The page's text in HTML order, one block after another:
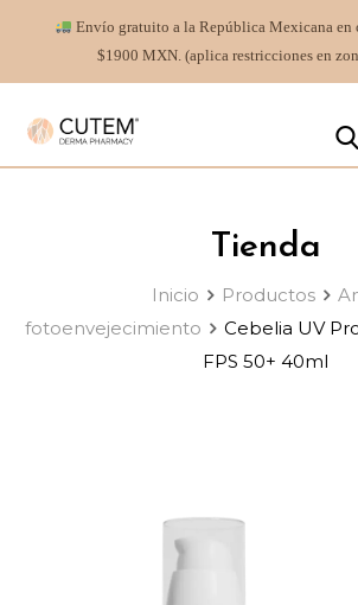
Envío gratuito a la República Mexicana en
$1900 MXN. (aplica restricciones en
Tienda
Inicio Productos
fotoenvejecimiento
Cebelia UV
FPS 50+ 40ml